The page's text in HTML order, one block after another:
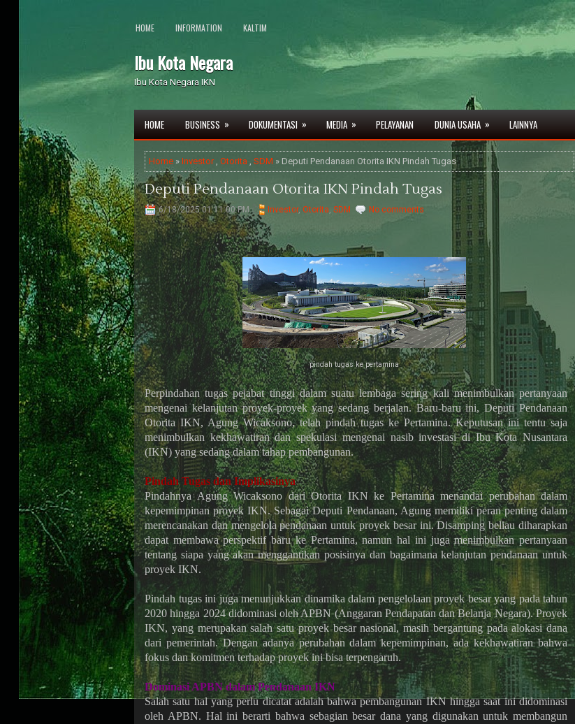
HOME INFORMATION KALTIM
Ibu Kota Negara
Ibu Kota Negara IKN
HOME BUSINESS » DOKUMENTASI » MEDIA » PELAYANAN DUNIA USAHA » LAINNYA
Home » Investor, Otorita , SDM » Deputi Pendanaan Otorita IKN Pindah Tugas
Deputi Pendanaan Otorita IKN Pindah Tugas
6/18/2025 01:11:00 PM Investor, Otorita, SDM No comments
pindah tugas ke pertamina
Perpindahan tugas pejabat tinggi dalam suatu lembaga sering kali menimbulkan pertanyaan
mengenai kelanjutan proyek-proyek yang sedang berjalan. Baru-baru ini, Deputi Pendanaan
Otorita IKN, Agung Wicaksono, telah pindah tugas ke Pertamina. Keputusan ini tentu saja
menimbulkan kekhawatiran dan spekulasi mengenai nasib investasi di Ibu Kota Nusantara
(IKN) yang sedang dalam tahap pembangunan.
Pindah Tugas dan Implikasinya
Pindahnya Agung Wicaksono dari Otorita IKN ke Pertamina menandai perubahan dalam
kepemimpinan proyek IKN. Sebagai Deputi Pendanaan, Agung memiliki peran penting dalam
merencanakan dan mengelola pendanaan untuk proyek besar ini. Disamping beliau diharapkan
dapat membawa perspektif baru ke Pertamina, namun hal ini juga menimbulkan pertanyaan
tentang siapa yang akan menggantikan posisinya dan bagaimana kelanjutan pendanaan untuk
proyek IKN.
Pindah tugas ini juga menunjukkan dinamika dalam pengelolaan proyek besar yang pada tahun
2020 hingga 2024 didominasi oleh APBN (Anggaran Pendapatan dan Belanja Negara). Proyek
IKN, yang merupakan salah satu proyek besar nasional, masih bergantung pada alokasi dana
dari pemerintah. Dengan adanya perubahan dalam kepemimpinan, ada kekhawatiran bahwa
fokus dan komitmen terhadap proyek ini bisa terpengaruh.
Dominasi APBN dalam Pendanaan IKN
Salah satu hal yang perlu dicatat adalah bahwa pembangunan IKN hingga saat ini didominasi
oleh APBN. Hal ini berarti bahwa sebagian besar dana yang digunakan untuk membangun